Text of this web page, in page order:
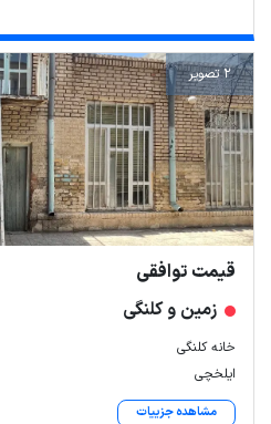
2 تصویر
قیمت توافقی
زمین و کلنگی
خانه کلنگی
ایلخچی
مشاهده جزییات